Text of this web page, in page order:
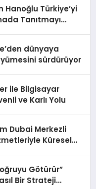
Hanoğlu Türkiye’yi
Tanıtmayı
dünyaya
sürdürüyor
ile Bilgisayar
ve Karlı Yolu
Dubai Merkezli
Küresel
Götürür”
Bir Strateji